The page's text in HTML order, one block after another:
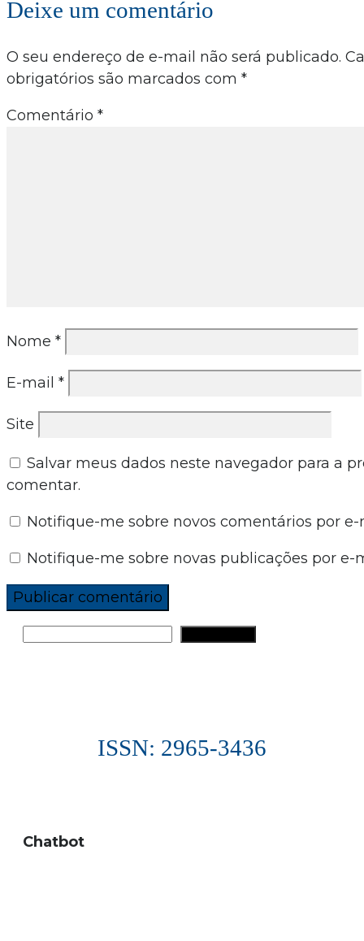
Deixe um comentário
O seu endereço de e-mail não será publicado.
obrigatórios são marcados com *
Comentário *
Nome *
E-mail *
Site
Salvar meus dados neste navegador para a
comentar.
Notifique-me sobre novos comentários por e-
Notifique-me sobre novas publicações por e-
ISSN: 2965-3436
Chatbot